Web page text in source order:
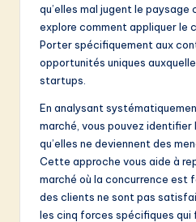
A
&
o
w
qu’elles mal jugent le paysage
explore comment appliquer le
Porter spécifiquement aux
opportunités uniques
startups.
En analysant
marché, vous pouvez
qu’elles ne deviennent des
Cette approche vous aide à
marché où la concurrence est
des clients ne sont pas
les cinq forces spécifiques